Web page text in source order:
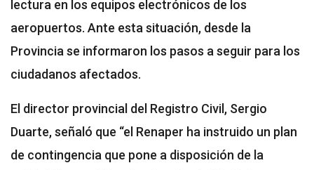
lectura en los equipos electrónicos de los
aeropuertos. Ante esta situación, desde la
Provincia se informaron los pasos a seguir para los
ciudadanos afectados.
El director provincial del Registro Civil, Sergio
Duarte, señaló que “el Renaper ha instruido un plan
de contingencia que pone a disposición de la